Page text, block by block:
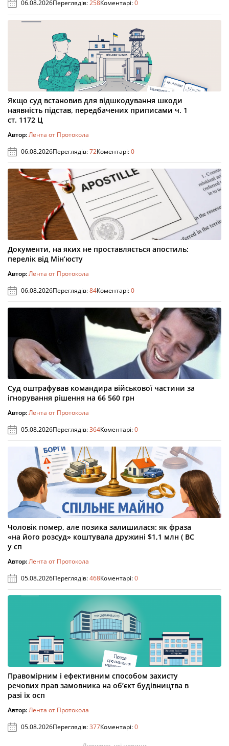
06.08.2026Переглядів:258Коментарі:0
Якщо суд встановив для відшкодування шкоди
наявність підстав, передбачених приписами ч. 1
ст. 1172 Ц
Автор:Лента от Протокола
06.08.2026Переглядів:72Коментарі:0
Документи, на яких не проставляється апостиль:
перелік від Мін’юсту
Автор:Лента от Протокола
06.08.2026Переглядів:84Коментарі:0
Суд оштрафував командира військової частини за
ігнорування рішення на 66 560 грн
Автор:Лента от Протокола
05.08.2026Переглядів:364Коментарі:0
Чоловік помер, але позика залишилася: як фраза
«на його розсуд» коштувала дружині $1,1 млн ( ВС
у сп
Автор:Лента от Протокола
05.08.2026Переглядів:468Коментарі:0
Правомірним і ефективним способом захисту
речових прав замовника на об’єкт будівництва в
разі їх осп
Автор:Лента от Протокола
05.08.2026Переглядів:377Коментарі:0